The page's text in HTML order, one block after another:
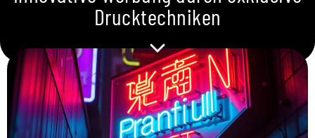
Drucktechniken